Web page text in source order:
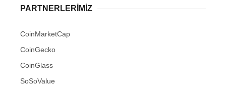
PARTNERLERIMIZ
CoinMarketCap
CoinGecko
CoinGlass
SoSoValue